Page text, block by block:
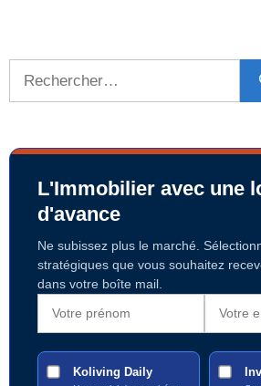
L'Immobilier avec une
d'avance
Ne subissez plus le marché.
stratégiques que vous souhaitez
dans votre boîte mail.
Koliving Daily